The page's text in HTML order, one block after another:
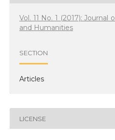
Vol. 11 No. 1 (2017):
and Humanities
SECTION
Articles
LICENSE